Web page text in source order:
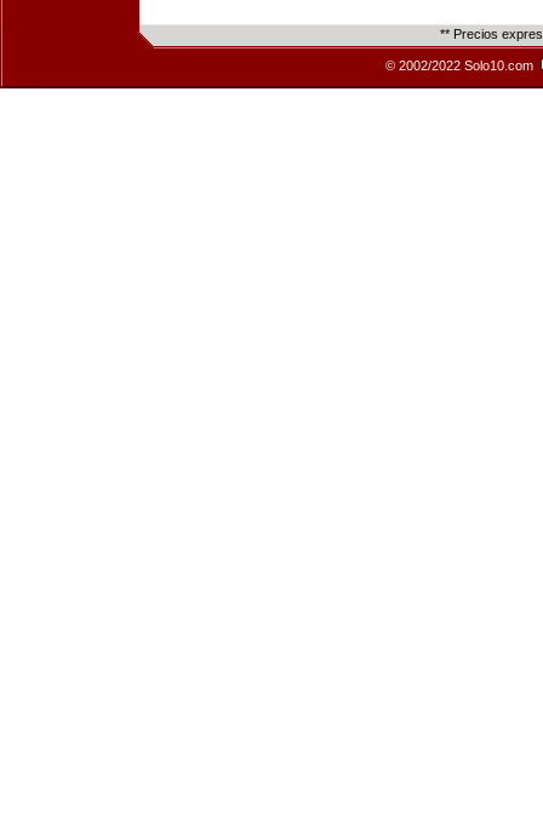
** Precios
© 2002/2022 Solo10.com